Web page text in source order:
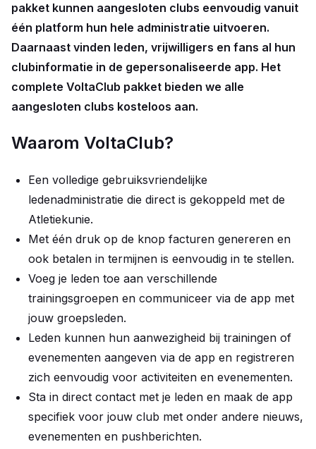
pakket kunnen aangesloten clubs eenvoudig vanuit
één platform hun hele administratie uitvoeren.
Daarnaast vinden leden, vrijwilligers en fans al hun
clubinformatie in de gepersonaliseerde app. Het
complete VoltaClub pakket bieden we alle
aangesloten clubs kosteloos aan.
Waarom VoltaClub?
Een volledige gebruiksvriendelijke
ledenadministratie die direct is gekoppeld met de
Atletiekunie.
Met één druk op de knop facturen genereren en
ook betalen in termijnen is eenvoudig in te stellen.
Voeg je leden toe aan verschillende
trainingsgroepen en communiceer via de app met
jouw groepsleden.
Leden kunnen hun aanwezigheid bij trainingen of
evenementen aangeven via de app en registreren
zich eenvoudig voor activiteiten en evenementen.
Sta in direct contact met je leden en maak de app
specifiek voor jouw club met onder andere nieuws,
evenementen en pushberichten.